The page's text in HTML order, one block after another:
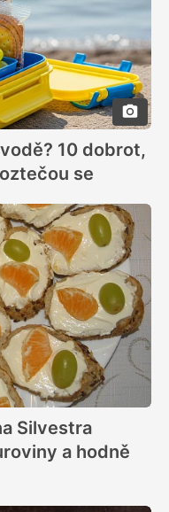
10 dobrot,
se
Silvestra
a hodně